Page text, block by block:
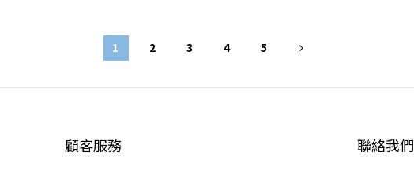
1 2 3 4 5
顧客服務 聯絡我們